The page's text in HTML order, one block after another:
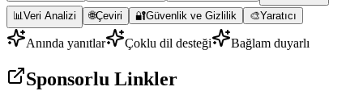
📊Veri Analizi 🌐Çeviri 🔐Güvenlik ve Gizlilik 🎨Yaratıcı
Anında yanıtlar Çoklu dil desteği Bağlam duyarlı
Sponsorlu Linkler